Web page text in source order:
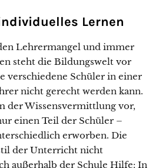
Lernen
Lehrermangel und immer
steht die Bildungswelt vor
verschiedene Schüler in einer
nicht gerecht werden kann.
der Wissensvermittlung vor,
einen Teil der Schüler –
erworben. Die
der Unterricht nicht
außerhalb der Schule Hilfe: In